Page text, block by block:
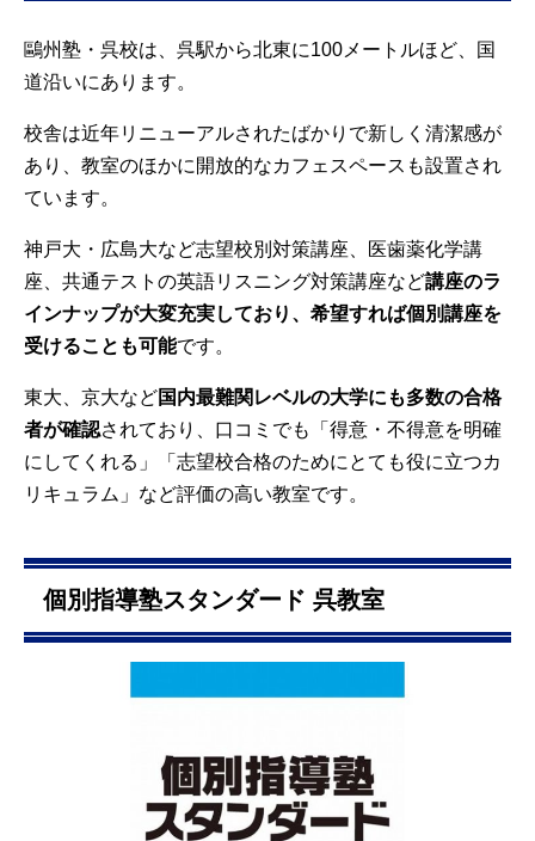
鷗州塾・呉校は、呉駅から北東に100メートルほど、国
道沿いにあります。
校舎は近年リニューアルされたばかりで新しく清潔感が
あり、教室のほかに開放的なカフェスペースも設置され
ています。
神戸大・広島大など志望校別対策講座、医歯薬化学講
座、共通テストの英語リスニング対策講座など講座のラ
インナップが大変充実しており、希望すれば個別講座を
受けることも可能です。
東大、京大など国内最難関レベルの大学にも多数の合格
者が確認されており、口コミでも「得意・不得意を明確
にしてくれる」「志望校合格のためにとても役に立つカ
リキュラム」など評価の高い教室です。
個別指導塾スタンダード 呉教室